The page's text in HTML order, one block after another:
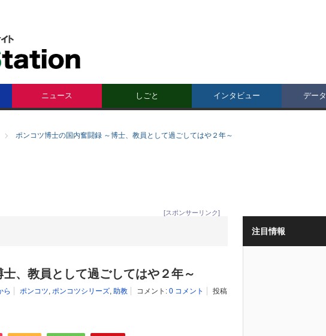
ニュース しごと インタビュー デー
ポンコツ博士の国内奮闘録 ～博士、教員として過ごしてはや２年～
[スポンサーリンク]
、教員として過ごしてはや２年～
ら ポンコツ, ポンコツシリーズ, 助教 コメント: 0 コメント
投稿
注目情報